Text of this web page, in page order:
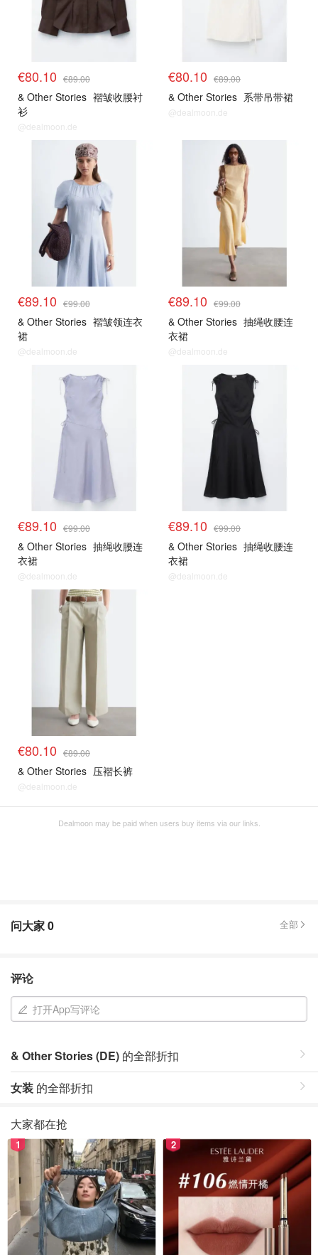
€80.10 €89.00
& Other Stories 褶皱收腰衬
衫
@dealmoon.de
€80.10 €89.00
& Other Stories 系带吊带裙
@dealmoon.de
€89.10 €99.00
& Other Stories 褶皱领连衣
裙
@dealmoon.de
€89.10 €99.00
& Other Stories 抽绳收腰连
衣裙
@dealmoon.de
€89.10 €99.00
& Other Stories 抽绳收腰连
衣裙
@dealmoon.de
€89.10 €99.00
& Other Stories 抽绳收腰连
衣裙
@dealmoon.de
€80.10 €89.00
& Other Stories 压褶长裤
@dealmoon.de
Dealmoon may be paid when users buy items via our links.
问大家0 全部
评论
打开App写评论
& Other Stories (DE) 的全部折扣
女装 的全部折扣
大家都在抢
1 2